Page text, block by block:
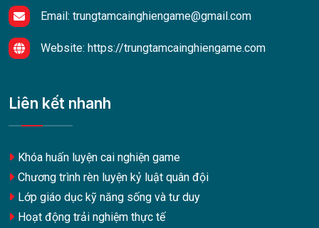
Email: trungtamcainghiengame@gmail.com
Website: https://trungtamcainghiengame.com
Liên kết nhanh
Khóa huấn luyện cai nghiện game
Chương trình rèn luyện kỷ luật quân đội
Lớp giáo dục kỹ năng sống và tư duy
Hoạt động trải nghiệm thực tế